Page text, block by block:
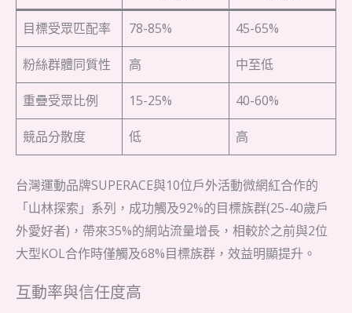
目標受眾匹配率 78-85% 45-65%
粉絲群體同質性 高 中至低
重疊受眾比例 15-25% 40-60%
競品分散度 低 高
台灣運動品牌SUPERACE與10位戶外活動微網紅合作的
「山林探索」系列，成功觸及92%的目標族群(25-40歲戶
外愛好者)，帶來35%的網站流量增長，相較於之前與2位
大型KOL合作時僅觸及68%目標族群，效益明顯提升。
互動率與信任度高